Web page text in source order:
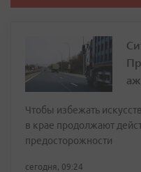
Чтобы избежать
в крае продолжают
предосторожности
сегодня, 09:24